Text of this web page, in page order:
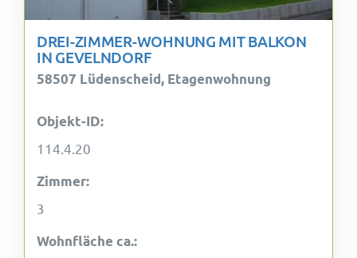
DREI-ZIMMER-WOHNUNG MIT BALKON
IN GEVELNDORF
58507 Lüdenscheid, Etagenwohnung
Objekt-ID:
114.4.20
Zimmer:
3
Wohnfläche ca.: